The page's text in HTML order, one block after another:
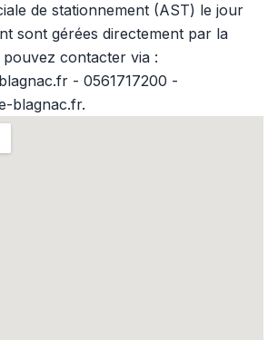
de stationnement (AST) le jour
sont gérées directement par la
contacter via :
- 0561717200 -
blagnac.fr.